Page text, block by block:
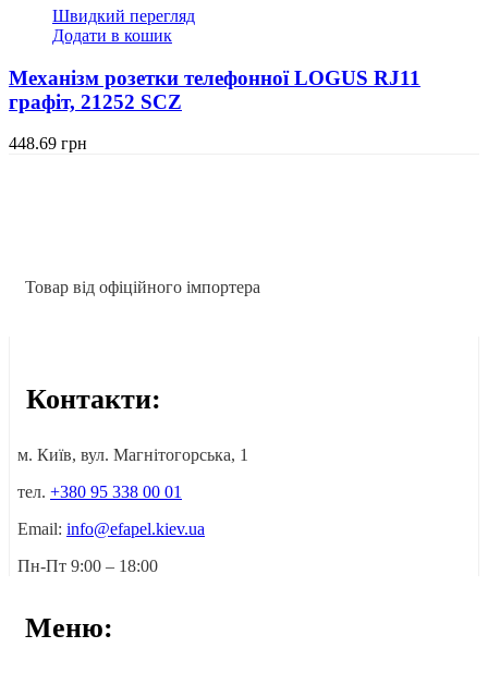
Швидкий перегляд
Додати в кошик
Механізм розетки телефонної LOGUS RJ11
графіт, 21252 SCZ
448.69 грн
Товар від офіційного імпортера
Контакти:
м. Київ, вул. Магнітогорська, 1
тел. +380 95 338 00 01
Email: info@efapel.kiev.ua
Пн-Пт 9:00 – 18:00
Меню: